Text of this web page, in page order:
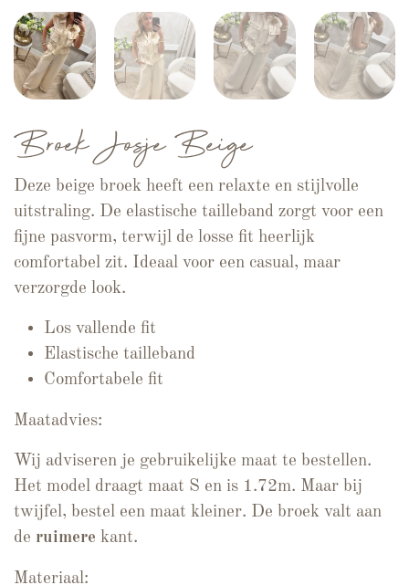
Broek Josje Beige
Deze beige broek heeft een relaxte en stijlvolle
uitstraling. De elastische tailleband zorgt voor een
fijne pasvorm, terwijl de losse fit heerlijk
comfortabel zit. Ideaal voor een casual, maar
verzorgde look.
Los vallende fit
Elastische tailleband
Comfortabele fit
Maatadvies:
Wij adviseren je gebruikelijke maat te bestellen.
Het model draagt maat S en is 1.72m. Maar bij
twijfel, bestel een maat kleiner. De broek valt aan
de ruimere kant.
Materiaal: